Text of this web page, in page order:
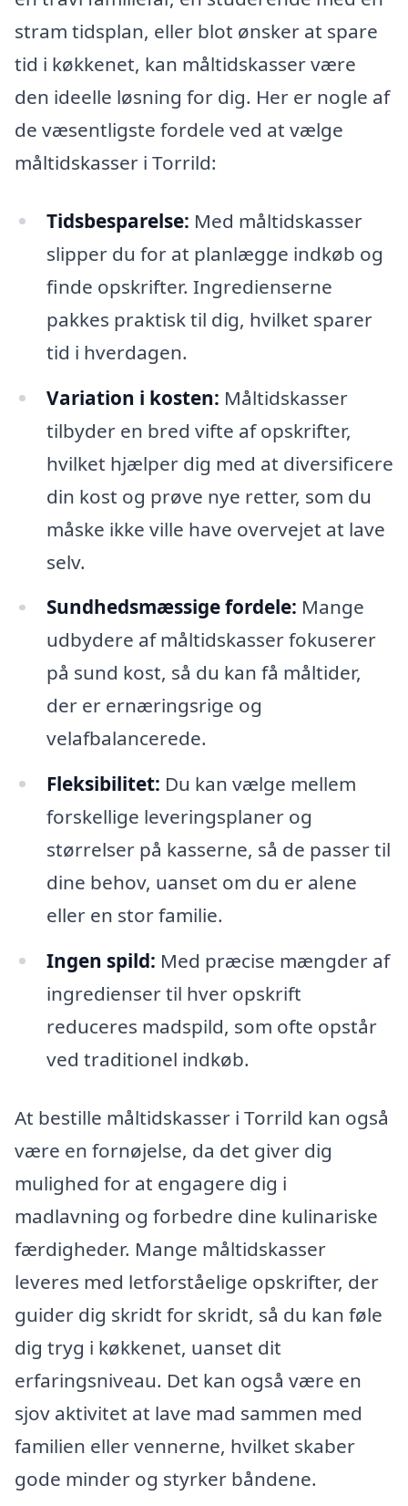
stram tidsplan, eller blot ønsker at spare
tid i køkkenet, kan måltidskasser være
den ideelle løsning for dig. Her er nogle af
de væsentligste fordele ved at vælge
måltidskasser i Torrild:
Tidsbesparelse: Med måltidskasser
slipper du for at planlægge indkøb og
finde opskrifter. Ingredienserne
pakkes praktisk til dig, hvilket sparer
tid i hverdagen.
Variation i kosten: Måltidskasser
tilbyder en bred vifte af opskrifter,
hvilket hjælper dig med at diversificere
din kost og prøve nye retter, som du
måske ikke ville have overvejet at lave
selv.
Sundhedsmæssige fordele: Mange
udbydere af måltidskasser fokuserer
på sund kost, så du kan få måltider,
der er ernæringsrige og
velafbalancerede.
Fleksibilitet: Du kan vælge mellem
forskellige leveringsplaner og
størrelser på kasserne, så de passer til
dine behov, uanset om du er alene
eller en stor familie.
Ingen spild: Med præcise mængder af
ingredienser til hver opskrift
reduceres madspild, som ofte opstår
ved traditionel indkøb.
At bestille måltidskasser i Torrild kan også
være en fornøjelse, da det giver dig
mulighed for at engagere dig i
madlavning og forbedre dine kulinariske
færdigheder. Mange måltidskasser
leveres med letforståelige opskrifter, der
guider dig skridt for skridt, så du kan føle
dig tryg i køkkenet, uanset dit
erfaringsniveau. Det kan også være en
sjov aktivitet at lave mad sammen med
familien eller vennerne, hvilket skaber
gode minder og styrker båndene.